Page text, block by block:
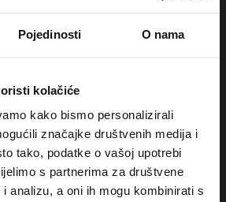
Pojedinosti O nama
kolačiće
kako bismo personalizirali
značajke društvenih medija i
tako, podatke o vašoj upotrebi
s partnerima za društvene
analizu, a oni ih mogu kombinirati s